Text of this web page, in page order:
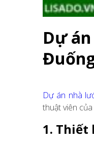
Dự
Dự án nhà
thuật viên
1. Thiết